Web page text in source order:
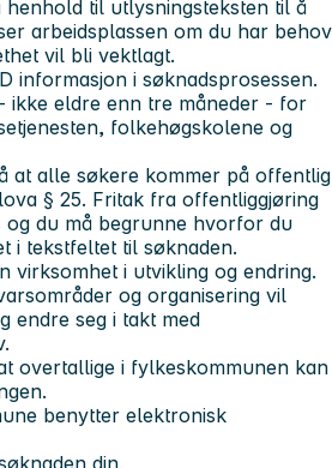
til utlysningsteksten til å
arbeidsplassen om du har behov
vil bli vektlagt.
informasjon i søknadsprosessen.
ikke eldre enn tre måneder - for
folkehøgskolene og
at alle søkere kommer på offentlig
§ 25. Fritak fra offentliggjøring
og du må begrunne hvorfor du
i tekstfeltet til søknaden.
virksomhet i utvikling og endring.
og organisering vil
endre seg i takt med
overtallige i fylkeskommunen kan
benytter elektronisk
din.